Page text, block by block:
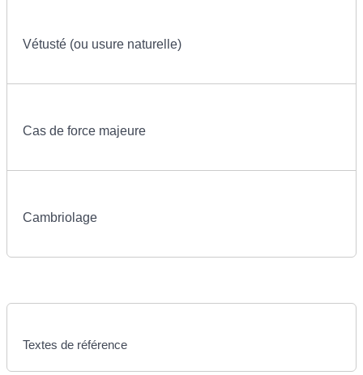
Vétusté (ou usure naturelle)
Cas de force majeure
Cambriolage
Textes de référence